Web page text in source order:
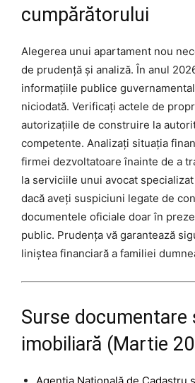
cumpărătorului
Alegerea unui apartament nou
de prudență și analiză. În anul
informațiile publice
niciodată. Verificați actele de
autorizațiile de construire la
competente. Analizați situația
firmei dezvoltatoare înainte de a
la serviciile unui avocat
dacă aveți suspiciuni legate de
documentele oficiale doar în
public. Prudența vă garantează
liniștea financiară a familiei
Surse documentare
imobiliară (Martie
Agenția Națională de Cadastru